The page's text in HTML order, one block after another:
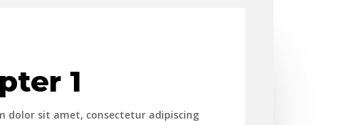
1
dolor sit amet, consectetur adipiscing